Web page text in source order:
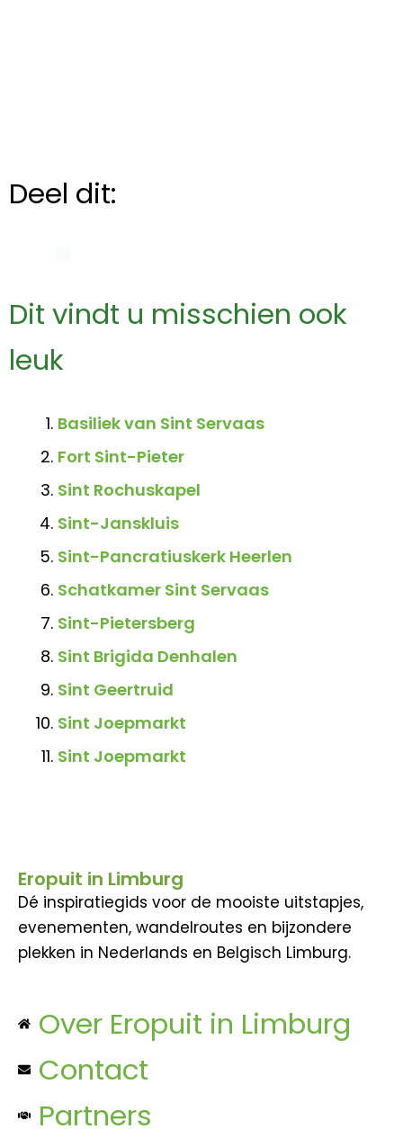
Deel dit:
Dit vindt u misschien ook
leuk
Basiliek van Sint Servaas
Fort Sint-Pieter
Sint Rochuskapel
Sint-Janskluis
Sint-Pancratiuskerk Heerlen
Schatkamer Sint Servaas
Sint-Pietersberg
Sint Brigida Denhalen
Sint Geertruid
Sint Joepmarkt
Sint Joepmarkt
Eropuit in Limburg
Dé inspiratiegids voor de mooiste uitstapjes,
evenementen, wandelroutes en bijzondere
plekken in Nederlands en Belgisch Limburg.
Over Eropuit in Limburg
Contact
Partners